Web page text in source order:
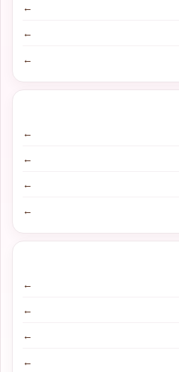
←
←
←
←
←
←
←
←
←
←
←